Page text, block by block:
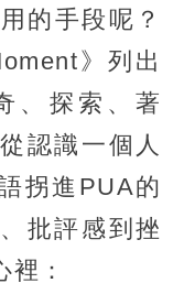
的手段呢？
》列出
、探索、著
認識一個人
拐進PUA的
批評感到挫
：